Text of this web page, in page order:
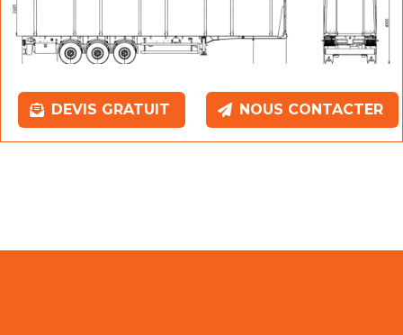
DEVIS GRATUIT NOUS CONTACTER